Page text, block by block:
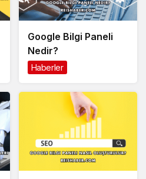
Google Bilgi Paneli
Nedir?
Haberler